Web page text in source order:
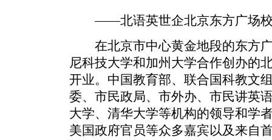
――北语英世企北京东方广场校
在北京市中心黄金地段的东方广
尼科技大学和加州大学合作创办的
开业。中国教育部、联合国科教文
委、市民政局、市外办、市民讲英
大学、清华大学等机构的领导和学
美国政府官员等众多嘉宾以及来自